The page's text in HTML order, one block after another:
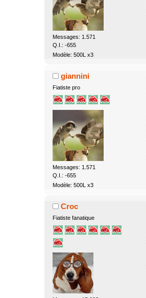
Messages: 1.571
Q.I.: -655
Modèle: 500L x3
giannini
Fiatiste pro
Messages: 1.571
Q.I.: -655
Modèle: 500L x3
Croc
Fiatiste fanatique